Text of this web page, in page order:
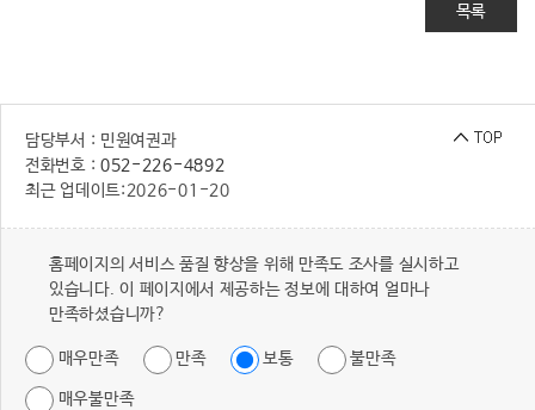
목록
담당부서 : 민원여권과
전화번호 : 052-226-4892
최근 업데이트:2026-01-20
홈페이지의 서비스 품질 향상을 위해 만족도 조사를 실시하고
있습니다. 이 페이지에서 제공하는 정보에 대하여 얼마나
만족하셨습니까?
매우만족 만족 보통 불만족
매우불만족